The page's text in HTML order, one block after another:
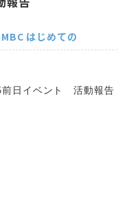
はじめての